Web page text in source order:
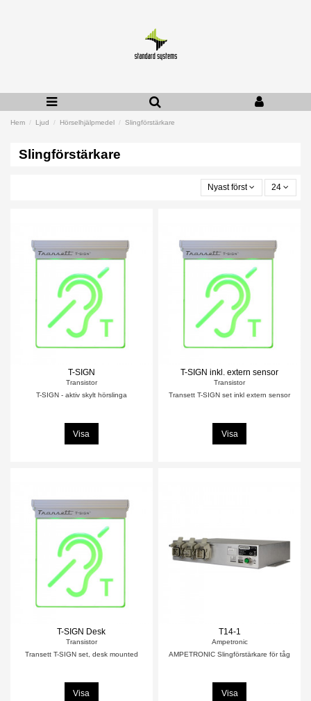
Hem Ljud Hörselhjälpmedel Slingförstärkare
Slingförstärkare
Nyast först 24
T-SIGN
Transistor
T-SIGN - aktiv skylt hörslinga
Visa
T-SIGN inkl. extern sensor
Transistor
Transett T-SIGN set inkl extern sensor
Visa
T-SIGN Desk
Transistor
Transett T-SIGN set, desk mounted
Visa
T14-1
Ampetronic
AMPETRONIC Slingförstärkare för tåg
Visa